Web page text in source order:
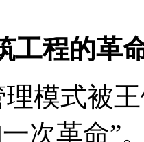
工程的革
模式被
次革命”